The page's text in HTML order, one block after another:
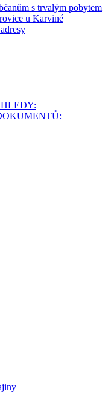
s trvalým pobytem
u Karviné